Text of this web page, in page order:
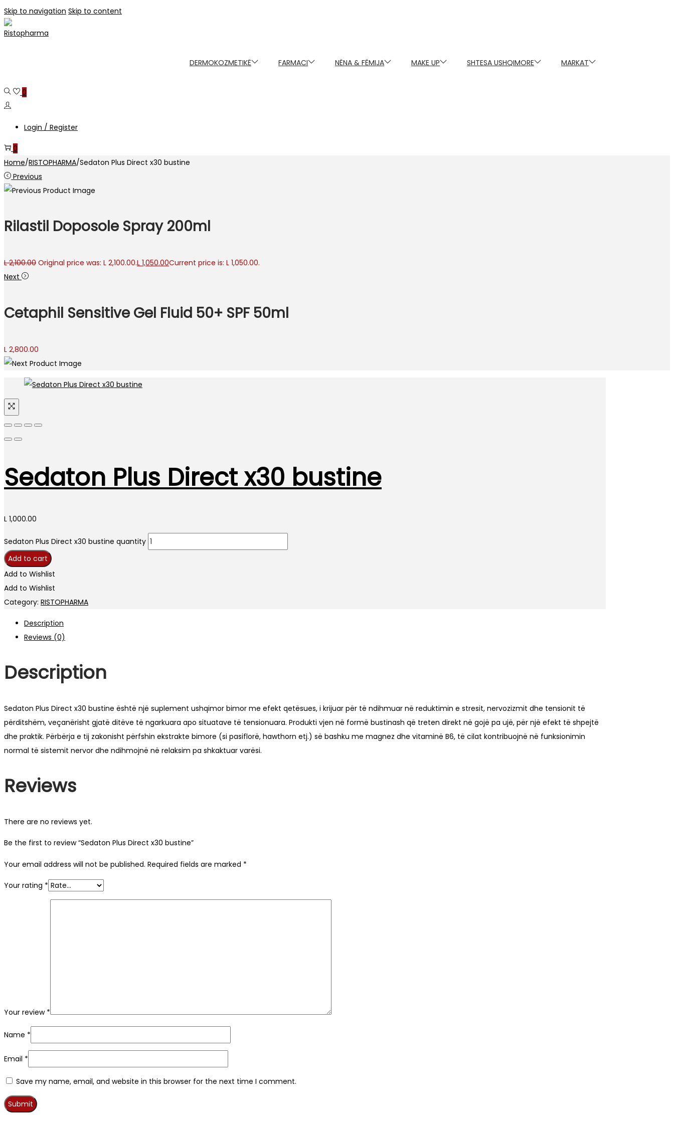
Skip to navigation Skip to content
DERMOKOZMETIKË FARMACI NËNA & FËMIJA MAKE UP SHTESA USHQIMORE MARKAT
0
Login / Register
0
Home/RISTOPHARMA/Sedaton Plus Direct x30 bustine
Previous
Rilastil Doposole Spray 200ml
L2,100.00 Original price was: L 2,100.00.L 1,050.00Current price is: L 1,050.00.
Next
Cetaphil Sensitive Gel Fluid 50+ SPF 50ml
L 2,800.00
Sedaton Plus Direct x30 bustine
L 1,000.00
Sedaton Plus Direct x30 bustine quantity
Add to cart
Add to Wishlist
Add to Wishlist
Category: RISTOPHARMA
Description
Reviews (0)
Description
Sedaton Plus Direct x30 bustine është një suplement ushqimor bimor me efekt qetësues, i krijuar për të ndihmuar në reduktimin e stresit, nervozizmit dhe tensionit të
përditshëm, veçanërisht gjatë ditëve të ngarkuara apo situatave të tensionuara. Produkti vjen në formë bustinash që treten direkt në gojë pa ujë, për një efekt të shpejtë
dhe praktik. Përbërja e tij zakonisht përfshin ekstrakte bimore (si pasiflorë, hawthorn etj.) së bashku me magnez dhe vitaminë B6, të cilat kontribuojnë në funksionimin
normal të sistemit nervor dhe ndihmojnë në relaksim pa shkaktuar varësi.
Reviews
There are no reviews yet.
Be the first to review “Sedaton Plus Direct x30 bustine”
Your email address will not be published. Required fields are marked *
Your rating *
Your review *
Name *
Email *
Save my name, email, and website in this browser for the next time I comment.